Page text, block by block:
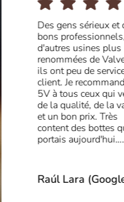
Des gens sérieux et
bons
d'autres usines plus
renommées de
ils ont peu de
client. Je
5V à tous ceux qui
de la qualité, de la
et un bon prix. Très
content des bottes
portais aujourd'hui….
Raúl Lara